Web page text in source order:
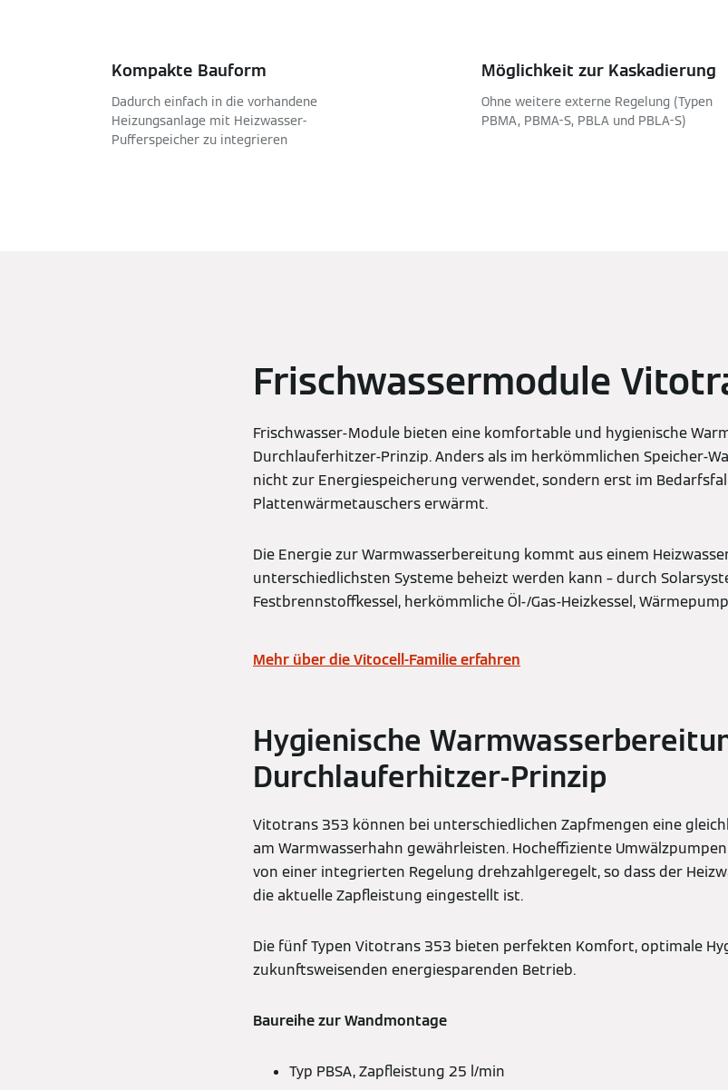
Kompakte Bauform
Dadurch einfach in die vorhandene
Heizungsanlage mit Heizwasser-
Pufferspeicher zu integrieren
Möglichkeit zur Kaskadierung
Ohne weitere externe Regelung (Typen
PBMA, PBMA-S, PBLA und PBLA-S)
Frischwassermodule
Frischwasser-Module bieten eine komfortable und hygienische
Durchlauferhitzer-Prinzip. Anders als im herkömmlichen Speicher-
nicht zur Energiespeicherung verwendet, sondern erst im
Plattenwärmetauschers erwärmt.
Die Energie zur Warmwasserbereitung kommt aus einem
unterschiedlichsten Systeme beheizt werden kann – durch
Festbrennstoffkessel, herkömmliche Öl-/Gas-Heizkessel,
Mehr über die Vitocell-Familie erfahren
Hygienische
Durchlauferhitzer-Prinzip
Vitotrans 353 können bei unterschiedlichen Zapfmengen eine
am Warmwasserhahn gewährleisten. Hocheffiziente
von einer integrierten Regelung drehzahlgeregelt, so dass der
die aktuelle Zapfleistung eingestellt ist.
Die fünf Typen Vitotrans 353 bieten perfekten Komfort, optimale
zukunftsweisenden energiesparenden Betrieb.
Baureihe zur Wandmontage
Typ PBSA, Zapfleistung 25 l/min